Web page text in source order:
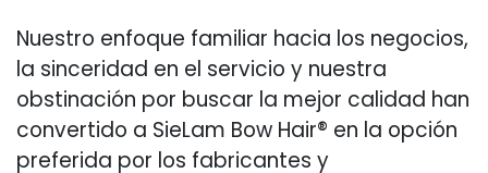
Nuestro enfoque familiar hacia los negocios,
la sinceridad en el servicio y nuestra
obstinación por buscar la mejor calidad han
convertido a SieLam Bow Hair® en la opción
preferida por los fabricantes y